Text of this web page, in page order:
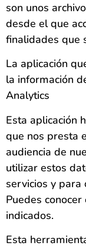
son unos
desde el que
finalidades que
La aplicación
la información
Analytics
Esta aplicación
que nos presta
audiencia de
utilizar estos
servicios y para
Puedes
indicados.
Esta